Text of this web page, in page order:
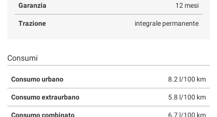
Garanzia 12 mesi
Trazione integrale permanente
Consumi
Consumo urbano 8.2 l/100 km
Consumo extraurbano 5.8 l/100 km
Consumo combinato 6.7 l/100 km